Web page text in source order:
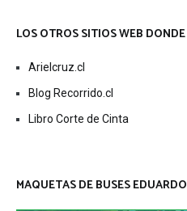
LOS OTROS SITIOS WEB
Arielcruz.cl
Blog Recorrido.cl
Libro Corte de Cinta
MAQUETAS DE BUSES